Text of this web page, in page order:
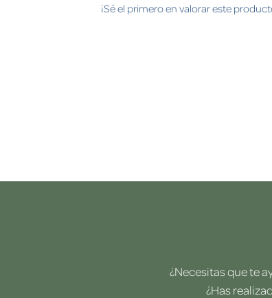
¡Sé el primero en valorar este
¿Necesitas que te
¿Has